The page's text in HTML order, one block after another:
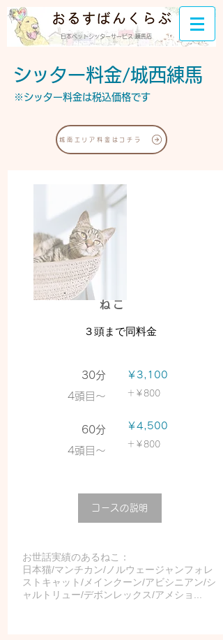
日本ペットシッターサービス 練馬店
シッター料金/城西練馬
※シッター料金は税込価格です
城南エリア料金はコチラ
ねこ
３​頭まで同料金
30分
​4頭目〜
60分
4頭目〜
￥3,100
＋ ￥800
￥4,500
＋ ￥800
コースの説明
お世話実績のあるねこ：
​日本猫/マンチカン/ノルウェージャンフォレ
ストキャット/メインクーン/アビシニアン/シ
ャルトリュー/デボンレックス/アメショ...